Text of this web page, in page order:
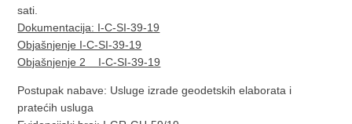
sati.
Dokumentacija: I-C-SI-39-19
Objašnjenje I-C-SI-39-19
Objašnjenje 2 I-C-SI-39-19
Postupak nabave: Usluge izrade geodetskih elaborata i
pratećih usluga